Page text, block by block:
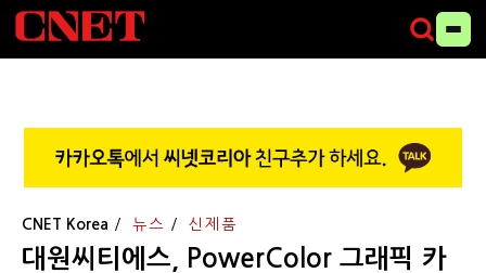
CNET Korea 뉴스 신제품
대원씨티에스, PowerColor 그래픽 카